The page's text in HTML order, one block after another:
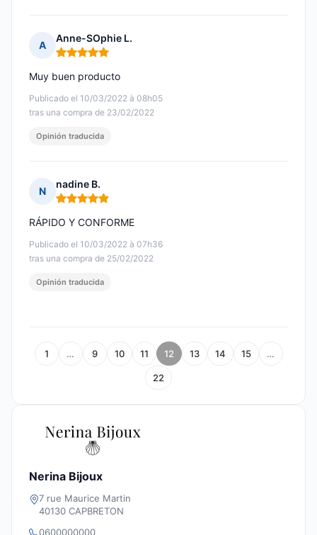
A
Anne-SOphie L.
Nota: 5 de 5
Publicado el 10/03/2022 à 08h05
tras una compra de 23/02/2022
Muy buen producto
Opinión traducida
N
nadine B.
Nota: 5 de 5
Publicado el 10/03/2022 à 07h36
tras una compra de 25/02/2022
RÁPIDO Y CONFORME
Opinión traducida
1 … 9 10 11 12 13 14 15 …
22
Nerina Bijoux
7 rue Maurice Martin
40130 CAPBRETON
0600000000